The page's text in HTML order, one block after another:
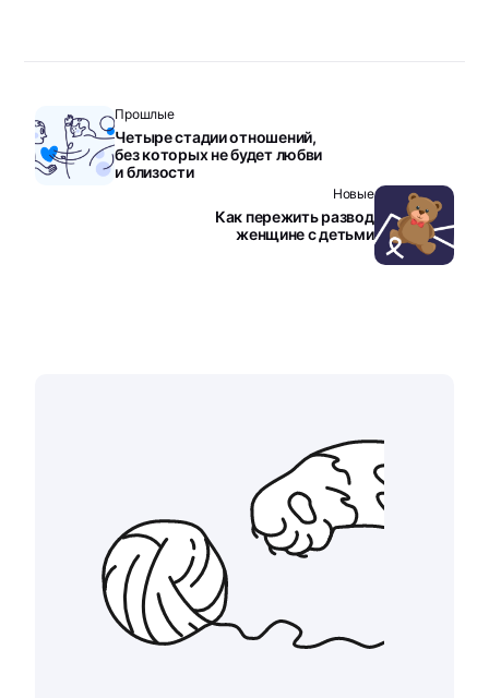
Прошлые
Четыре стадии отношений,
без которых не будет любви
и близости
Новые
Как пережить развод
женщине с детьми